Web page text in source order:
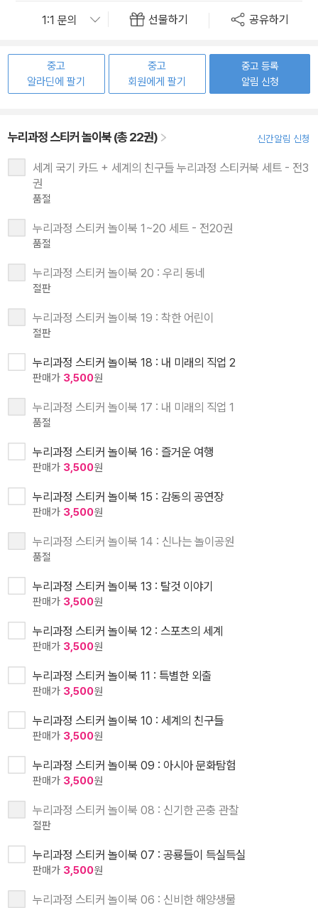
선물하기 공유하기
중고
알라딘에 팔기
중고
회원에게 팔기
중고 등록
알림 신청
누리과정 스티커 놀이북 (총 22권) 신간알림 신청
세계 국기 카드 + 세계의 친구들 누리과정 스티커북 세트 - 전3
권
품절
누리과정 스티커 놀이북 1~20 세트 - 전20권
품절
누리과정 스티커 놀이북 20 : 우리 동네
절판
누리과정 스티커 놀이북 19 : 착한 어린이
절판
누리과정 스티커 놀이북 18 : 내 미래의 직업 2
판매가 3,500원
누리과정 스티커 놀이북 17 : 내 미래의 직업 1
품절
누리과정 스티커 놀이북 16 : 즐거운 여행
판매가 3,500원
누리과정 스티커 놀이북 15 : 감동의 공연장
판매가 3,500원
누리과정 스티커 놀이북 14 : 신나는 놀이공원
품절
누리과정 스티커 놀이북 13 : 탈것 이야기
판매가 3,500원
누리과정 스티커 놀이북 12 : 스포츠의 세계
판매가 3,500원
누리과정 스티커 놀이북 11 : 특별한 외출
판매가 3,500원
누리과정 스티커 놀이북 10 : 세계의 친구들
판매가 3,500원
누리과정 스티커 놀이북 09 : 아시아 문화탐험
판매가 3,500원
누리과정 스티커 놀이북 08 : 신기한 곤충 관찰
절판
누리과정 스티커 놀이북 07 : 공룡들이 득실득실
판매가 3,500원
누리과정 스티커 놀이북 06 : 신비한 해양생물